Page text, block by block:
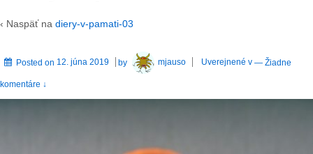
‹ Naspäť na diery-v-pamati-03
Posted on 12. júna 2019 by mjauso Uverejnené v — Žiadne
komentáre ↓